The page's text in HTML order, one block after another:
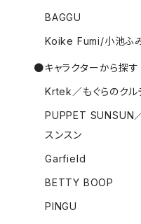
BAGGU
Koike Fumi/小池ふ
●キャラクターから探す
Krtek／もぐらのクル
PUPPET SUNSUN
スンスン
Garfield
BETTY BOOP
PINGU